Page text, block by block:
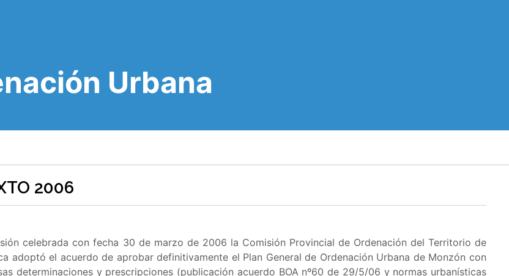
Urbana
2006
celebrada con fecha 30 de marzo de 2006 la Comisión Provincial de Ordenación del Territorio de
adoptó el acuerdo de aprobar definitivamente el Plan General de Ordenación Urbana de Monzón con
determinaciones y prescripciones (publicación acuerdo BOA nº60 de 29/5/06 y normas urbanísticas